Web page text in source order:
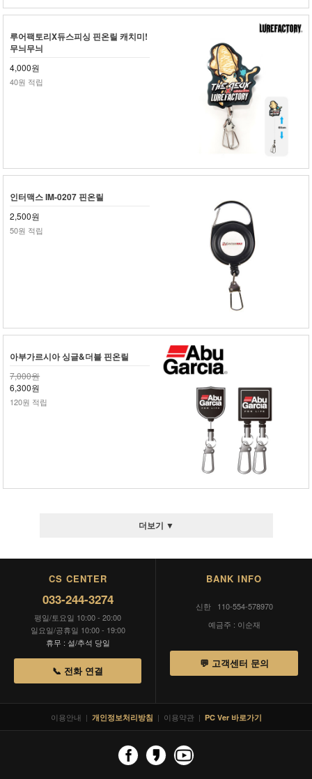
루어팩토리X듀스피싱 핀온릴 캐치미!
무늬무늬
4,000원
40원 적립
인터맥스 IM-0207 핀온릴
2,500원
50원 적립
아부가르시아 싱글&더블 핀온릴
7,000원
6,300원
120원 적립
더보기 ▼
CS CENTER
033-244-3274
평일/토요일 10:00 - 20:00
일요일/공휴일 10:00 - 19:00
휴무 : 설/추석 당일
📞 전화 연결
BANK INFO
신한 110-554-578970
예금주 : 이순재
💬 고객센터 문의
이용안내 | 개인정보처리방침 | 이용약관 | PC Ver 바로가기